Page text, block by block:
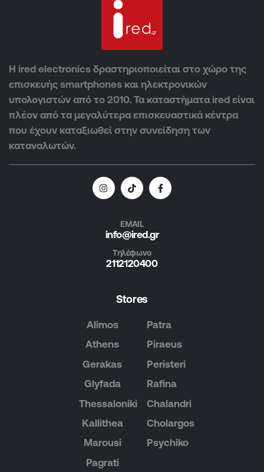
Η ired electronics δραστηριοποιείται στο χώρο της
επισκευής smartphones και ηλεκτρονικών
υπολογιστών από το 2010. Τα καταστήματα ired είναι
πλέον από τα μεγαλύτερα επισκευαστικά κέντρα
που έχουν καταξιωθεί στην συνείδηση των
καταναλωτών.
EMAIL
info@ired.gr
Τηλέφωνο
2112120400
Stores
Alimos
Athens
Gerakas
Glyfada
Thessaloniki
Kallithea
Marousi
Pagrati
Patra
Piraeus
Peristeri
Rafina
Chalandri
Cholargos
Psychiko